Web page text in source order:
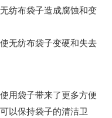
纺布袋子造成腐蚀和变
无纺布袋子变硬和失去
用袋子带来了更多方便
以保持袋子的清洁卫